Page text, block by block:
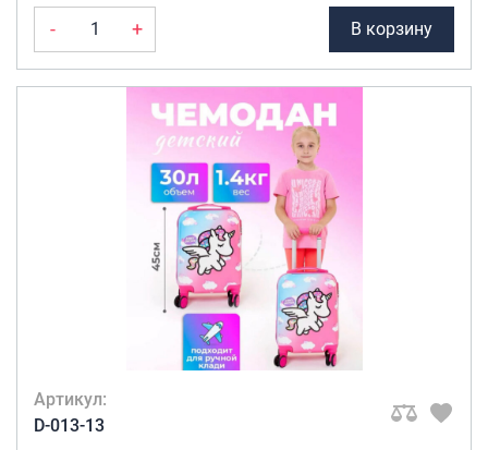
- + В корзину
Артикул:
D-013-13